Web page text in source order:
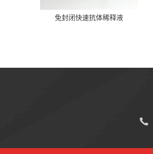
免封闭快速抗体稀释液